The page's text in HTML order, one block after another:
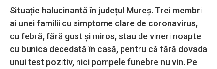
Situație halucinantă în județul Mureș. Trei membri
ai unei familii cu simptome clare de coronavirus,
cu febră, fără gust și miros, stau de vineri noapte
cu bunica decedată în casă, pentru că fără dovada
unui test pozitiv, nici pompele funebre nu vin. Pe